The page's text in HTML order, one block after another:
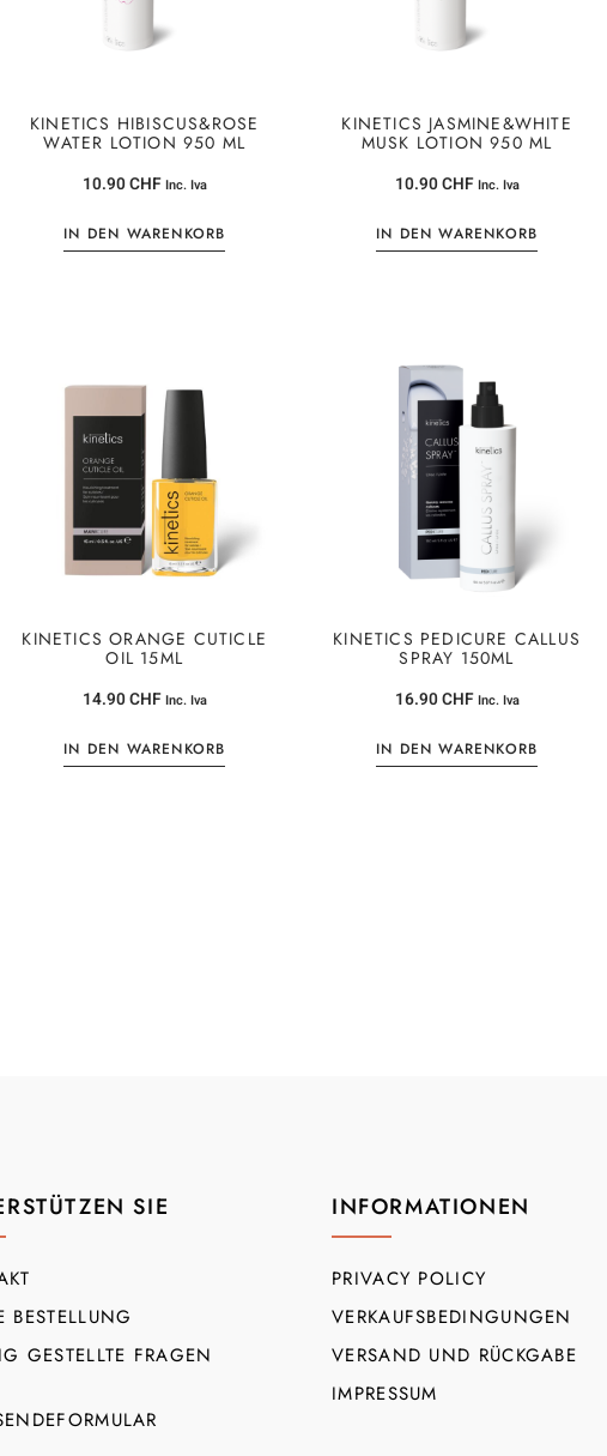
KINETICS HIBISCUS&ROSE
WATER LOTION 950 ML
10.90CHF Inc. Iva
IN DEN WARENKORB
KINETICS JASMINE&WHITE
MUSK LOTION 950 ML
10.90CHF Inc. Iva
IN DEN WARENKORB
KINETICS ORANGE CUTICLE
OIL 15ML
14.90CHF Inc. Iva
IN DEN WARENKORB
KINETICS PEDICURE CALLUS
SPRAY 150ML
16.90CHF Inc. Iva
IN DEN WARENKORB
SIE
BESTELLUNG
GESTELLTE FRAGEN
INFORMATIONEN
PRIVACY POLICY
VERKAUFSBEDINGUNGEN
VERSAND UND RÜCKGABE
IMPRESSUM